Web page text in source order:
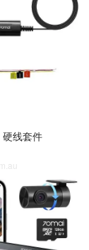
线套件